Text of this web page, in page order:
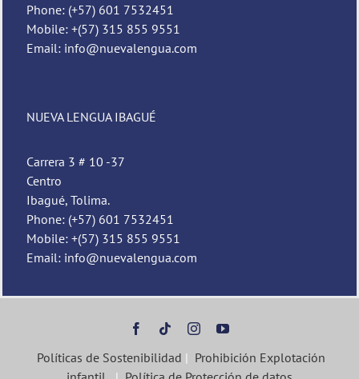
Phone: (+57) 601 7532451
Mobile: +(57) 315 855 9551
Email: info@nuevalengua.com
NUEVA LENGUA IBAGUÉ
Carrera 3 # 10 -37
Centro
Ibagué, Tolima.
Phone: (+57) 601 7532451
Mobile: +(57) 315 855 9551
Email: info@nuevalengua.com
Políticas de Sostenibilidad | Prohibición Explotación